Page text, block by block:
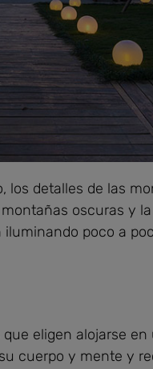
detalles de las
oscuras y
poco a
eligen alojarse
cuerpo y mente y